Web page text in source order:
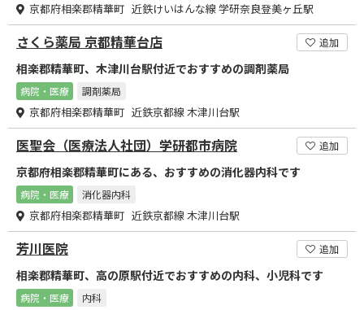
京都府相楽郡精華町 近鉄けいはんな線 学研奈良登美ヶ丘駅
さくら薬局 京都精華台店 追加
相楽郡精華町、木津川台駅付近でおすすめの調剤薬局
病院・医療 調剤薬局
京都府相楽郡精華町 近鉄京都線 木津川台駅
医聖会（医療法人社団）学研都市病院 追加
京都府相楽郡精華町にある、おすすめの消化器内科です
病院・医療 消化器内科
京都府相楽郡精華町 近鉄京都線 木津川台駅
芳川医院 追加
相楽郡精華町、高の原駅付近でおすすめの内科、小児科です
病院・医療 内科